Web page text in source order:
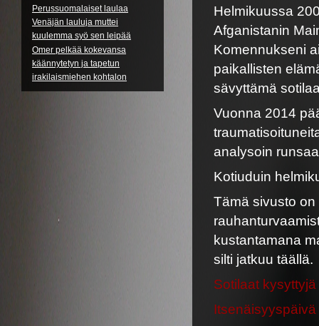
Perussuomalaiset laulaa
Venäjän lauluja muttei
kuulemma syö sen leipää
Omer pelkää kokevansa
käännytetyn ja tapetun
irakilaismiehen kohtalon
Helmikuussa
Afganistanin
Komennukseni
paikallisten
sävyttämä
Vuonna 2014
analysoin
Kotiuduin
Tämä sivusto
kustantamana
silti jatkuu täällä.
Sotilaat